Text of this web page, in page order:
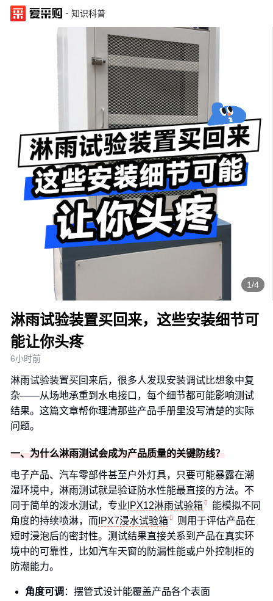
· 知识科普
1/4
淋雨试验装置买回来，这些安装细节可
能让你头疼
6小时前
淋雨试验装置买回来后，很多人发现安装调试比想象中复
杂——从场地承重到水电接口，每个细节都可能影响测试
结果。这篇文章帮你理清那些产品手册里没写清楚的实际
问题。
一、为什么淋雨测试会成为产品质量的关键防线？
电子产品、汽车零部件甚至户外灯具，只要可能暴露在潮
湿环境中，淋雨测试就是验证防水性能最直接的方法。不
同于简单的泼水测试，专业 IPX12淋雨试验箱
能模拟不同
角度的持续喷淋，而 IPX7浸水试验箱
则用于评估产品在
短时浸泡后的密封性。测试结果直接关系到产品在真实环
境中的可靠性，比如汽车天窗的防漏性能或户外控制柜的
防潮能力。
角度可调 ：摆管式设计能覆盖产品各个表面